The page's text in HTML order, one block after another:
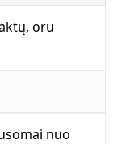
oru
nuo